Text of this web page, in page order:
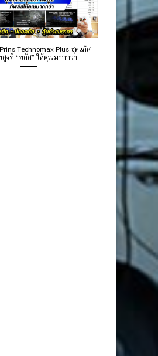
Technomax Plus ชุดแก๊ส
งที่ “พลัส” ให้คุณมากกว่า